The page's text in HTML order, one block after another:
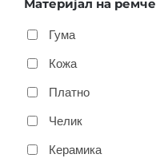
Материјал на ремче
Гума
Кожа
Платно
Челик
Керамика